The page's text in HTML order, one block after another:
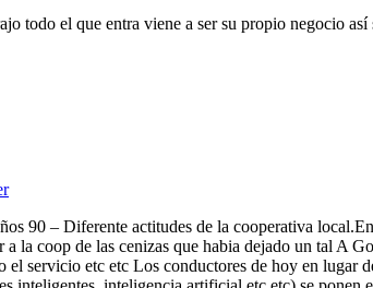
todo el que entra viene a ser su propio negocio
90 – Diferente actitudes de la cooperativa
a la coop de las cenizas que habia dejado un tal A
el servicio etc etc Los conductores de hoy en lugar